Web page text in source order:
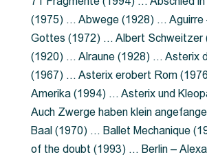
(1975) … Abwege (1928) … Aguirre
Gottes (1972) … Albert Schweitzer
(1920) … Alraune (1928) … Asterix
(1967) … Asterix erobert Rom
Amerika (1994) … Asterix und
Auch Zwerge haben klein
Baal (1970) … Ballet Mechanique
of the doubt (1993) … Berlin –